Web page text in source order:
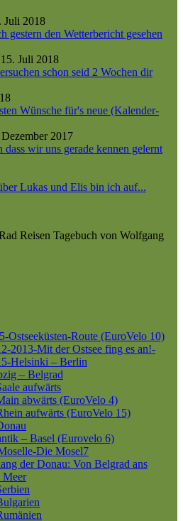
Juli 2018
gestern den Wetterbericht gesehen
15. Juli 2018
schon seid 2 Wochen dir
Wünsche für's neue (Kalender-
2017
wir uns gerade kennen gelernt
Lukas und Elis bin ich auf...
Reisen Tagebuch von Wolfgang
Ostseeküsten-Route (EuroVelo 10)
2013-Mit der Ostsee fing es an!-
Helsinki – Berlin
– Belgrad
aufwärts
abwärts (EuroVelo 4)
aufwärts (EuroVelo 15)
– Basel (Eurovelo 6)
Die Mosel7
der Donau: Von Belgrad ans
Meer